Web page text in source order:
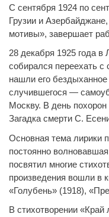
С сентября 1924 по
Грузии и
мотивы», завершает
28 декабря 1925 года в
собирался переехать с
нашли его
случившегося —
Москву. В день
Загадка смерти С.
Основная тема лирики
постоянно
посвятил многие
произведения вошли в
«Голубень» (1918),
В стихотворении